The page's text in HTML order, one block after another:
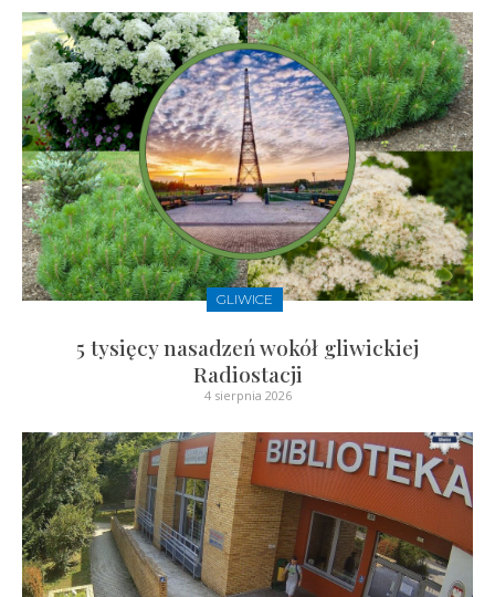
GLIWICE
5 tysięcy nasadzeń wokół gliwickiej
Radiostacji
4 sierpnia 2026